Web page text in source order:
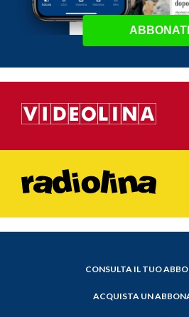
ABBONATI
CONSULTA IL TUO
ACQUISTA UN